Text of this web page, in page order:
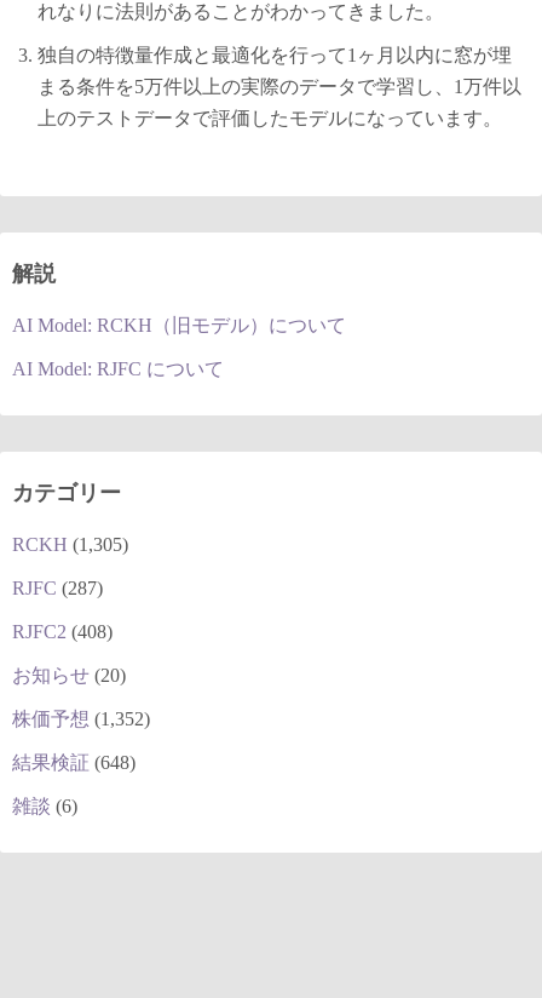
れなりに法則があることがわかってきました。
独自の特徴量作成と最適化を行って1ヶ月以内に窓が埋
まる条件を5万件以上の実際のデータで学習し、1万件以
上のテストデータで評価したモデルになっています。
解説
AI Model: RCKH（旧モデル）について
AI Model: RJFC について
カテゴリー
RCKH (1,305)
RJFC (287)
RJFC2 (408)
お知らせ (20)
株価予想 (1,352)
結果検証 (648)
雑談 (6)